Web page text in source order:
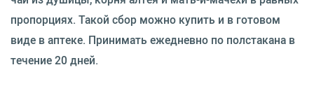
пропорциях. Такой сбор можно купить и в готовом
виде в аптеке. Принимать ежедневно по полстакана в
течение 20 дней.